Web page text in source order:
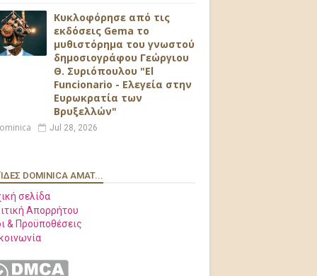
Κυκλοφόρησε από τις
εκδόσεις Gema το
μυθιστόρημα του γνωστού
δημοσιογράφου Γεώργιου
Θ. Συριόπουλου "El
Funcionario - Ελεγεία στην
Ευρωκρατία των
Βρυξελλών"
Jul 28, 2026
DOMINICA AMAT...
σελίδα
Απορρήτου
& Προϋποθέσεις